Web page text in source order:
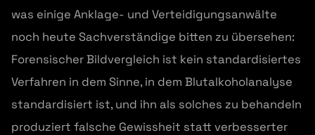
was einige Anklage- und Verteidigungsanwälte
noch heute Sachverständige bitten zu übersehen:
Forensischer Bildvergleich ist kein standardisiertes
Verfahren in dem Sinne, in dem Blutalkoholanalyse
standardisiert ist, und ihn als solches zu behandeln
produziert falsche Gewissheit statt verbesserter